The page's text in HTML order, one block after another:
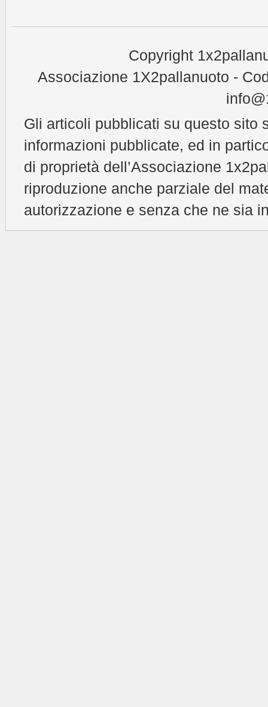
Copyright
Associazione 1X2pallanuoto -
Gli articoli pubblicati su questo sito
informazioni pubblicate, ed in
di proprietà dell’Associazione
riproduzione anche parziale del
autorizzazione e senza che ne sia